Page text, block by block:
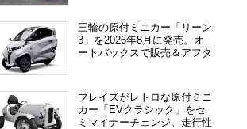
三輪の原付ミニカー「リーン
3」を2026年8月に発売。オ
ートバックスで販売＆アフタ
ブレイズがレトロな原付ミニ
カー「EVクラシック」をセ
ミマイナーチェンジ。走行性